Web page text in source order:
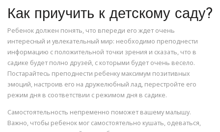
Как приучить к детскому саду?
Ребенок должен понять, что впереди его ждет очень
интересный и увлекательный мир: необходимо преподнести
информацию с положительной точки зрения и сказать, что в
садике будет полно друзей, с которыми будет очень весело.
Постарайтесь преподнести ребенку максимум позитивных
эмоций, настроив его на дружелюбный лад, перестройте его
режим дня в соответствии с режимом дня в садике.
Самостоятельность непременно поможет вашему малышу.
Важно, чтобы ребенок мог самостоятельно кушать, одеваться,